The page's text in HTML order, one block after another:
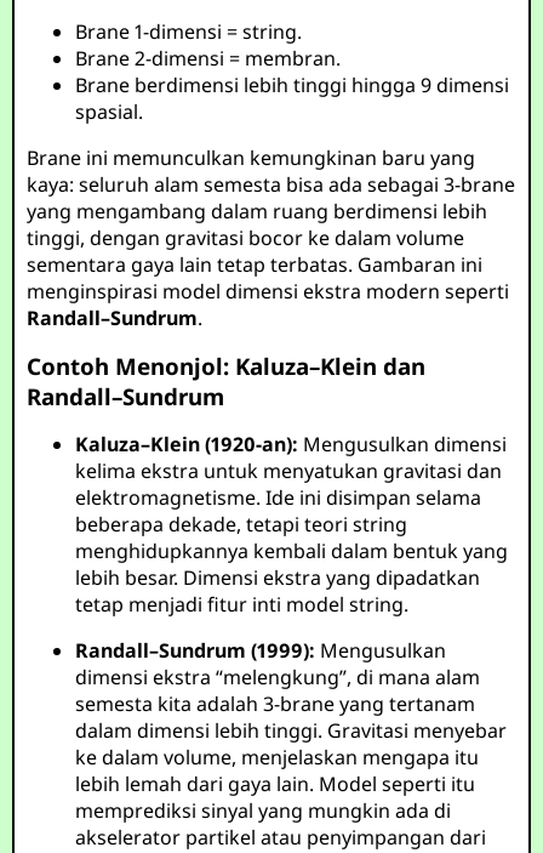
Brane 1-dimensi = string.
Brane 2-dimensi = membran.
Brane berdimensi lebih tinggi hingga 9 dimensi
spasial.
Brane ini memunculkan kemungkinan baru yang
kaya: seluruh alam semesta bisa ada sebagai 3-brane
yang mengambang dalam ruang berdimensi lebih
tinggi, dengan gravitasi bocor ke dalam volume
sementara gaya lain tetap terbatas. Gambaran ini
menginspirasi model dimensi ekstra modern seperti
Randall–Sundrum.
Contoh Menonjol: Kaluza–Klein dan
Randall–Sundrum
Kaluza–Klein (1920-an): Mengusulkan dimensi
kelima ekstra untuk menyatukan gravitasi dan
elektromagnetisme. Ide ini disimpan selama
beberapa dekade, tetapi teori string
menghidupkannya kembali dalam bentuk yang
lebih besar. Dimensi ekstra yang dipadatkan
tetap menjadi fitur inti model string.
Randall–Sundrum (1999): Mengusulkan
dimensi ekstra “melengkung”, di mana alam
semesta kita adalah 3-brane yang tertanam
dalam dimensi lebih tinggi. Gravitasi menyebar
ke dalam volume, menjelaskan mengapa itu
lebih lemah dari gaya lain. Model seperti itu
memprediksi sinyal yang mungkin ada di
akselerator partikel atau penyimpangan dari